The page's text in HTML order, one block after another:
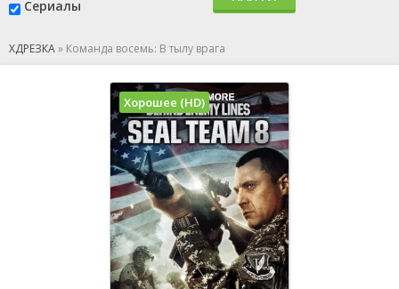
Сериалы
ХДРЕЗКА» Команда восемь: В тылу врага
Хорошее (HD)